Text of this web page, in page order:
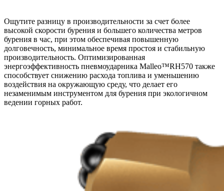
Ощутите разницу в производительности за счет более
высокой скорости бурения и большего количества метров
бурения в час, при этом обеспечивая повышенную
долговечность, минимальное время простоя и стабильную
производительность. Оптимизированная
энергоэффективность пневмоударника Malleo™RH570 также
способствует снижению расхода топлива и уменьшению
воздействия на окружающую среду, что делает его
незаменимым инструментом для бурения при экологичном
ведении горных работ.